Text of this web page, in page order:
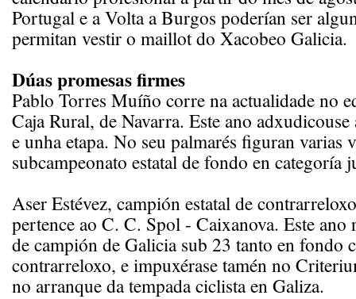
Portugal e a Volta a Burgos poderían ser
permitan vestir o maillot do Xacobeo Galicia.
Dúas promesas firmes
Pablo Torres Muíño corre na actualidade no
Caja Rural, de Navarra. Este ano
e unha etapa. No seu palmarés figuran varias
subcampeonato estatal de fondo en categoría
Aser Estévez, campión estatal de
pertence ao C. C. Spol - Caixanova. Este ano
de campión de Galicia sub 23 tanto en fondo
contrarreloxo, e impuxérase tamén no
no arranque da tempada ciclista en Galiza.